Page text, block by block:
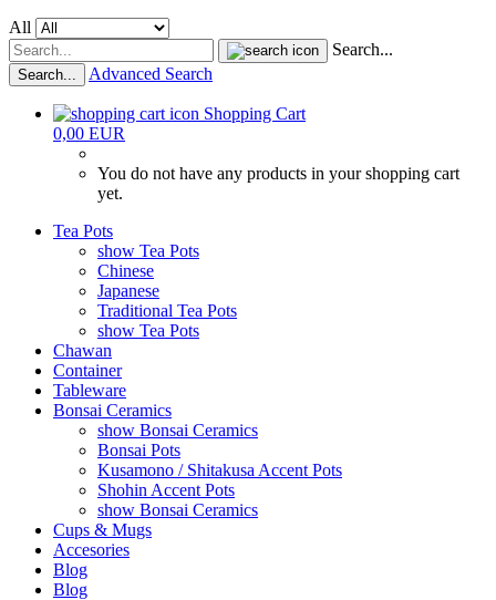
All
Search...
Search... Advanced Search
Shopping Cart
0,00 EUR
You do not have any products in your shopping cart
yet.
Tea Pots
show Tea Pots
Chinese
Japanese
Traditional Tea Pots
show Tea Pots
Chawan
Container
Tableware
Bonsai Ceramics
show Bonsai Ceramics
Bonsai Pots
Kusamono / Shitakusa Accent Pots
Shohin Accent Pots
show Bonsai Ceramics
Cups & Mugs
Accesories
Blog
Blog